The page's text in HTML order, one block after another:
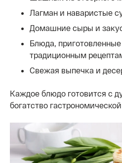
Лагман и наваристые
Домашние сыры и
Блюда,
традиционным
Свежая выпечка и
Каждое блюдо готовится с
богатство